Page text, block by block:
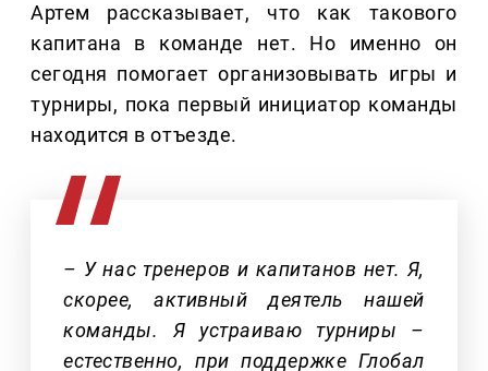
Артем рассказывает, что как такового
капитана в команде нет. Но именно он
сегодня помогает организовывать игры и
турниры, пока первый инициатор команды
находится в отъезде.
– У нас тренеров и капитанов нет. Я,
скорее, активный деятель нашей
команды. Я устраиваю турниры –
естественно, при поддержке Глобал